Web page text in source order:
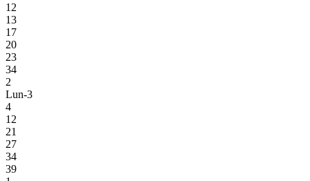
12
13
17
20
23
34
2
Lun-3
4
12
21
27
34
39